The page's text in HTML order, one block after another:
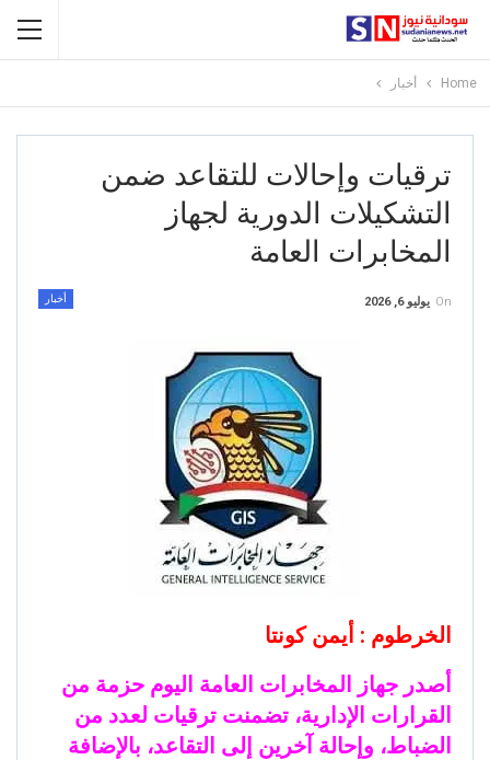
Home أخبار
ترقيات وإحالات للتقاعد ضمن
التشكيلات الدورية لجهاز
المخابرات العامة
أخبار On يوليو 6, 2026
الخرطوم : أيمن كونتا
أصدر جهاز المخابرات العامة اليوم حزمة من
القرارات الإدارية، تضمنت ترقيات لعدد من
الضباط، وإحالة آخرين إلى التقاعد، بالإضافة